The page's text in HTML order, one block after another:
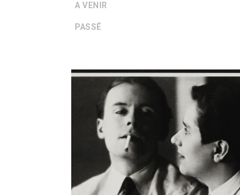
A VENIR
PASSÉ